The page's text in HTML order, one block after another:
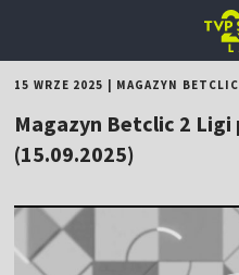
15 WRZE 2025 MAGAZYN
Magazyn Betclic 2 Ligi
(15.09.2025)